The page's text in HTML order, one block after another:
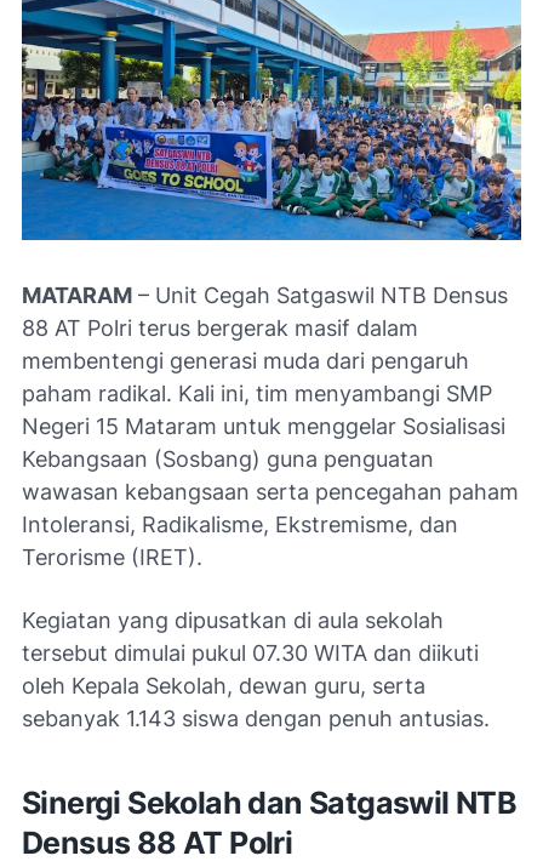
MATARAM – Unit Cegah Satgaswil NTB Densus
88 AT Polri terus bergerak masif dalam
membentengi generasi muda dari pengaruh
paham radikal. Kali ini, tim menyambangi SMP
Negeri 15 Mataram untuk menggelar Sosialisasi
Kebangsaan (Sosbang) guna penguatan
wawasan kebangsaan serta pencegahan paham
Intoleransi, Radikalisme, Ekstremisme, dan
Terorisme (IRET).
Kegiatan yang dipusatkan di aula sekolah
tersebut dimulai pukul 07.30 WITA dan diikuti
oleh Kepala Sekolah, dewan guru, serta
sebanyak 1.143 siswa dengan penuh antusias.
Sinergi Sekolah dan Satgaswil NTB
Densus 88 AT Polri